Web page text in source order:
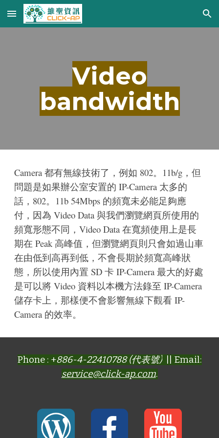
Skip to main content Skip to navigation
Video
bandwidth
Camera 都有無線技術了，例如 802。11b/g，但
問題是如果辦公室安置的 IP-Camera 太多的
話，802。11b 54Mbps 的頻寬未必能足夠應
付，因為 Video Data 與我們瀏覽網頁所使用的
頻寬形態不同，Video Data 在寬頻使用上是長
期在 Peak 高峰值，但瀏覽網頁則只會如過山車
在由低到高再到低，不會長期於頻寬高峰狀
態，所以使用內置 SD 卡 IP-Camera 最大的好處
是可以將 Video 資料以本機方法錄至 IP-Camera
儲存卡上，那樣便不會影響無線下觀看 IP-
Camera 的效率。
Phone : +886-4-22410788 (代表號)|| Email:
service@click-ap.com.